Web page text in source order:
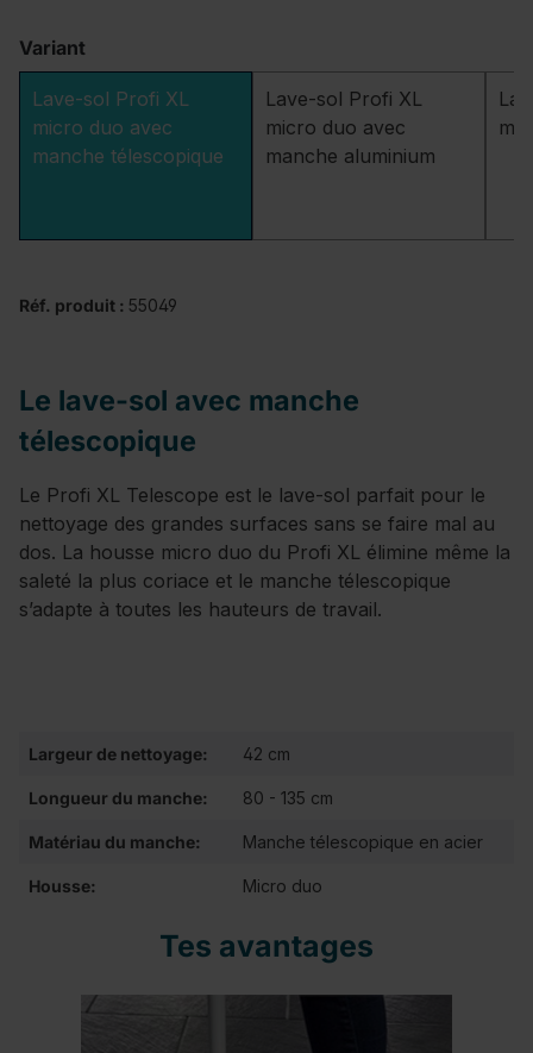
Variant
Lave-sol Profi XL
micro duo avec
manche télescopique
Lave-sol Profi XL
micro duo avec
manche aluminium
Réf. produit : 55049
Le lave-sol avec manche
télescopique
Le Profi XL Telescope est le lave-sol parfait pour le
nettoyage des grandes surfaces sans se faire mal au
dos. La housse micro duo du Profi XL élimine même la
saleté la plus coriace et le manche télescopique
s’adapte à toutes les hauteurs de travail.
Largeur de nettoyage: 42 cm
Longueur du manche: 80 - 135 cm
Matériau du manche: Manche télescopique en acier
Housse: Micro duo
Tes avantages